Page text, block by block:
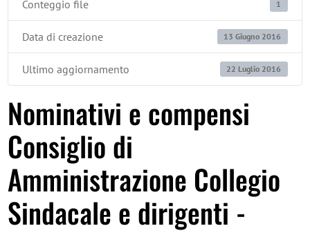
Conteggio file 1
Data di creazione 13 Giugno 2016
Ultimo aggiornamento 22 Luglio 2016
Nominativi e compensi
Consiglio di
Amministrazione Collegio
Sindacale e dirigenti -